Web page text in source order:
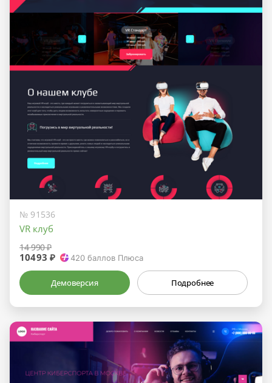
№ 91536
VR клуб
14 990 ₽
10493 ₽ 420 баллов Плюса
Демоверсия Подробнее